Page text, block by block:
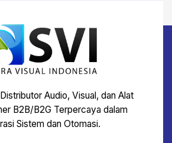
Audio, Visual, dan Alat
B2B/B2G Terpercaya dalam
Sistem dan Otomasi.